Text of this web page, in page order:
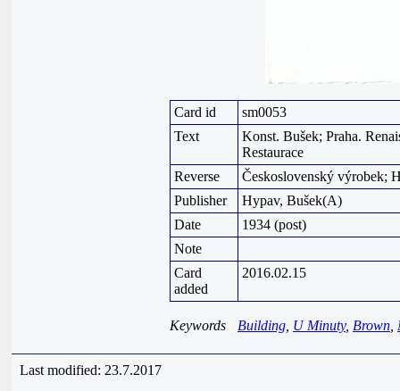
Card id
sm0053
Text
Konst. Bušek; Praha.
Restaurace
Reverse
Československý výrobek;
Publisher
Hypav, Bušek(A)
Date
1934 (post)
Note
Card
added
2016.02.15
Keywords Building U Minuty, Brown
Last modified: 23.7.2017